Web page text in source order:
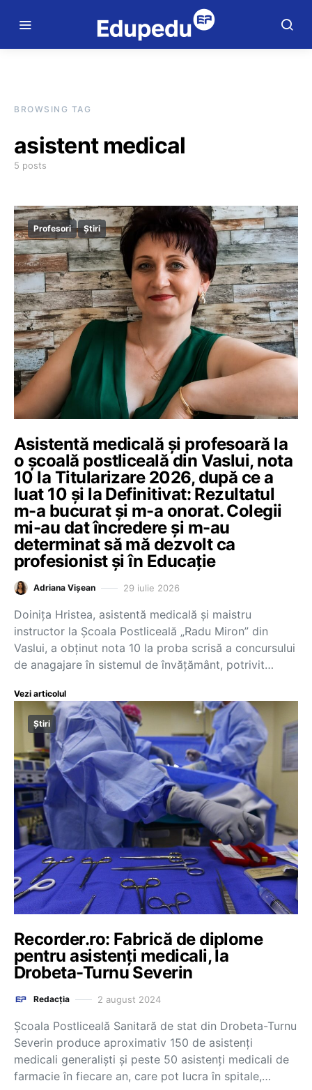
BROWSING TAG
asistent medical
5 posts
Profesori Știri
Asistentă medicală și profesoară la
o școală postliceală din Vaslui, nota
10 la Titularizare 2026, după ce a
luat 10 și la Definitivat: Rezultatul
m-a bucurat și m-a onorat. Colegii
mi-au dat încredere și m-au
determinat să mă dezvolt ca
profesionist și în Educație
Adriana Vișean 29 iulie 2026
Doinița Hristea, asistentă medicală și maistru
instructor la Școala Postliceală „Radu Miron” din
Vaslui, a obținut nota 10 la proba scrisă a concursului
de anagajare în sistemul de învățământ, potrivit…
Vezi articolul
Știri
Recorder.ro: Fabrică de diplome
pentru asistenți medicali, la
Drobeta-Turnu Severin
Redacția 2 august 2024
Școala Postliceală Sanitară de stat din Drobeta-Turnu
Severin produce aproximativ 150 de asistenți
medicali generaliști și peste 50 asistenți medicali de
farmacie în fiecare an, care pot lucra în spitale,…